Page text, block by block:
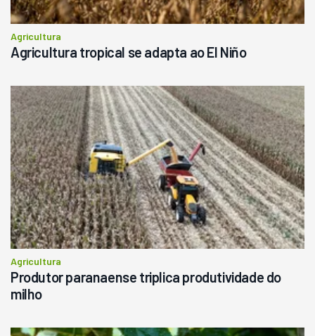
Agricultura
Agricultura tropical se adapta ao El Niño
Agricultura
Produtor paranaense triplica produtividade do
milho